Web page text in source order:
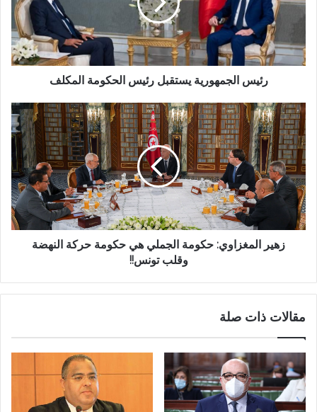
رئيس الجمهورية يستقبل رئيس الحكومة المكلف
زهير المغزاوي: حكومة الجملي هي حكومة حركة النهضة
وقلب تونس!!
مقالات ذات صلة